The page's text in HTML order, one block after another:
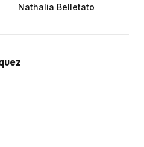
Nathalia Belletato